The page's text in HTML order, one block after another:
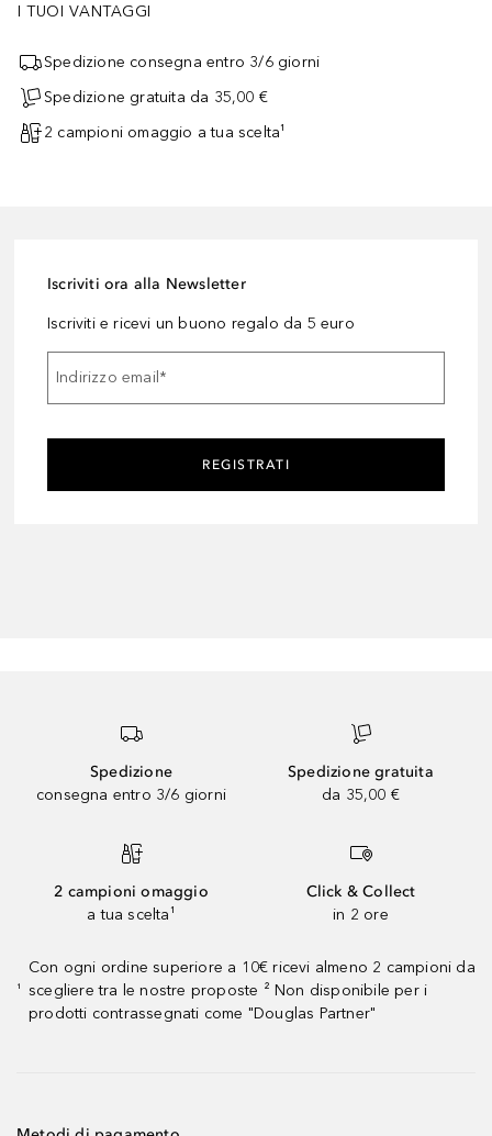
I TUOI VANTAGGI
Spedizione consegna entro 3/6 giorni
Spedizione gratuita da 35,00 €
2 campioni omaggio a tua scelta¹
Iscriviti ora alla Newsletter
Iscriviti e ricevi un buono regalo da 5 euro
Indirizzo email*
REGISTRATI
Spedizione
consegna entro 3/6 giorni
Spedizione gratuita
da 35,00 €
2 campioni omaggio
a tua scelta¹
Click & Collect
in 2 ore
¹
Con ogni ordine superiore a 10€ ricevi almeno 2 campioni da
scegliere tra le nostre proposte ² Non disponibile per i
prodotti contrassegnati come "Douglas Partner"